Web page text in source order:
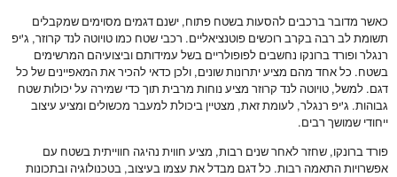
כאשר מדובר ברכבים להסעות בשטח פתוח, ישנם דגמים מסוימים שמקבלים
תשומת לב רבה בקרב רוכשים פוטנציאליים. רכבי שטח כמו טויוטה לנד קרוזר, ג'יפ
רנגלר ופורד ברונקו נחשבים לפופולריים בשל עמידותם וביצועיהם המרשימים
בשטח. כל אחד מהם מציע יתרונות שונים, ולכן כדאי להכיר את המאפיינים של כל
דגם. למשל, טויוטה לנד קרוזר מציע נוחות מרבית תוך כדי שמירה על יכולות שטח
גבוהות. ג'יפ רנגלר, לעומת זאת, מצטיין ביכולת למעבר מכשולים ומציע עיצוב
ייחודי שמושך רבים.
פורד ברונקו, שחזר לאחר שנים רבות, מציע חווית נהיגה חווייתית בשטח עם
אפשרויות התאמה רבות. כל דגם מבדל את עצמו בעיצוב, בטכנולוגיה ובתכונות